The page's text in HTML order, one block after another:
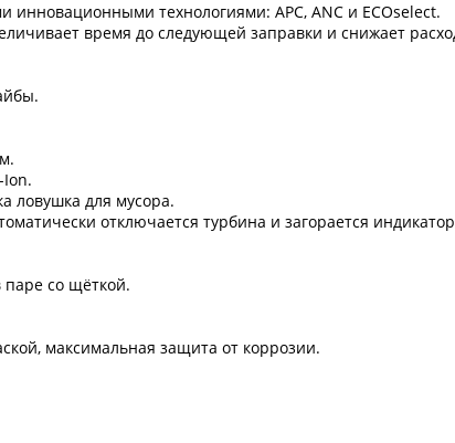
технологиями: APC, ANC и ECOselect.
время до следующей заправки и снижает
Ion.
ловушка для мусора.
отключается турбина и загорается
со щёткой.
максимальная защита от коррозии.